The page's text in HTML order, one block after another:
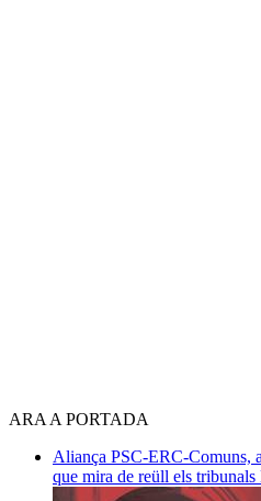
ARA A PORTADA
Aliança PSC-ERC-Comuns,
que mira de reüll els tribunals